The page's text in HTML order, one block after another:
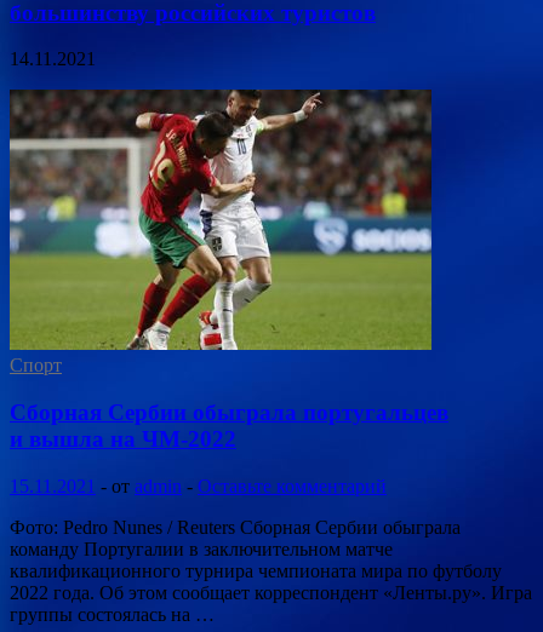
большинству российских туристов
14.11.2021
Спорт
Сборная Сербии обыграла португальцев
и вышла на ЧМ-2022
15.11.2021 - от admin - Оставьте комментарий
Фото: Pedro Nunes / Reuters Сборная Сербии обыграла
команду Португалии в заключительном матче
квалификационного турнира чемпионата мира по футболу
2022 года. Об этом сообщает корреспондент «Ленты.ру». Игра
группы состоялась на …